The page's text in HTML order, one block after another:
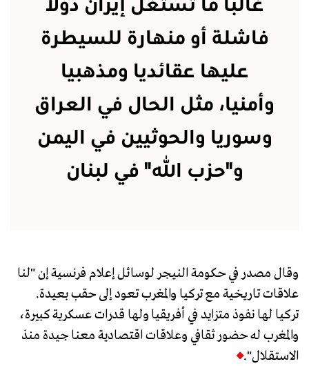
غالبا ما تستغل إيران دولا
فاشلة أو منهارة للسيطرة
عليها عقائديا ومذهبيا
وأمنيا، مثل الحال في العراق
وسوريا والحوثيين في اليمن
و"حزب الله" في لبنان
وقال مصدر في حكومة النيجر لوسائل إعلام فرنسية إن "لنا
علاقات تاريخية مع تركيا والمغرب تعود إلى حقب بعيدة.
تركيا لها نفوذ متزايد في أفريقيا ولها قدرات عسكرية كبيرة،
والمغرب له حضور ثقافي وعلاقات اقتصادية معنا جيدة منذ
الاستقلال".